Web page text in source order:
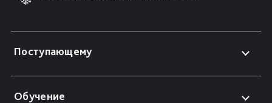
Поступающему
Обучение